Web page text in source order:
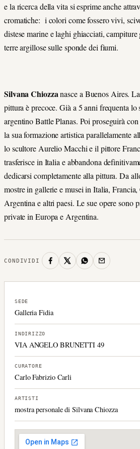
e la ricerca della vita si esprime anche
cromatiche: i colori come fossero vivi,
distese marine e laghi ghiacciati,
terre argillose sulle sponde dei fiumi.
Silvana Chiozzanasce a Buenos Aires.
pittura è precoce. Già a 5 anni frequenta lo
argentino Battle Planas. Poi proseguirà
la sua formazione artistica parallelamente
lo scultore Aurelio Macchi e il pittore
trasferisce in Italia e abbandona
dedicarsi completamente alla pittura. Da
mostre in gallerie e musei in Italia,
Argentina e altri paesi. Le sue opere sono
private in Europa e Argentina.
CONDIVIDI
SEDE
Galleria Fidia
INDIRIZZO
VIA ANGELO BRUNETTI 49
CURATORE
Carlo Fabrizio Carli
ARTISTI
mostra personale di Silvana Chiozza